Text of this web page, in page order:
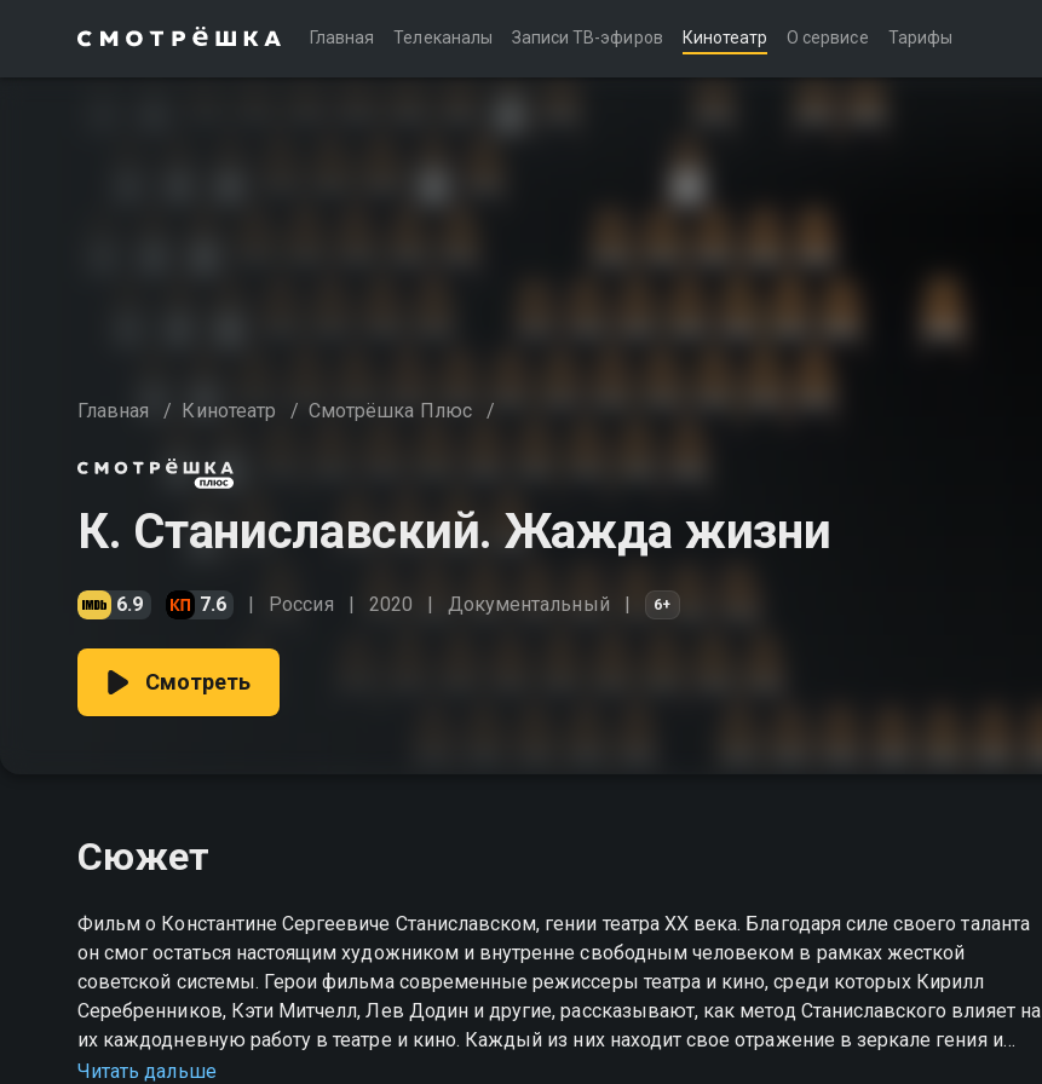
Главная Телеканалы Записи ТВ-эфиров Кинотеатр О сервисе Тарифы
Главная / Кинотеатр / Смотрёшка Плюс /
К. Станиславский. Жажда жизни
6.9 7.6 Россия 2020 Документальный 6+
Смотреть
Сюжет
Фильм о Константине Сергеевиче Станиславском, гении театра ХХ века. Благодаря силе своего таланта
он смог остаться настоящим художником и внутренне свободным человеком в рамках жесткой
советской системы. Герои фильма современные режиссеры театра и кино, среди которых Кирилл
Серебренников, Кэти Митчелл, Лев Додин и другие, рассказывают, как метод Станиславского влияет на
их каждодневную работу в театре и кино. Каждый из них находит свое отражение в зеркале гения и
частицу его духа. В поиске ответа на вопрос, нужен ли современному театру Станиславский, герои
Читать дальше